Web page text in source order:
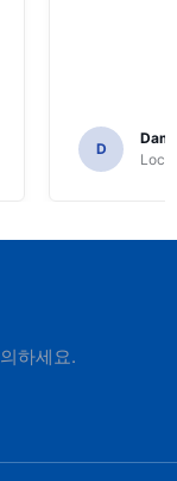
D
하세요.